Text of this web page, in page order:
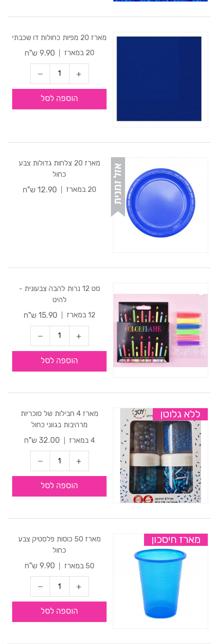
מארז 20 מפיות כחולות דו שכבתי
20 במארז
9.90 ש"ח
הוספה לסל
מארז 20 צלחות גדולות צבע
כחול
20 במארז
12.90 ש"ח
סט 12 נרות להבה צבעונית -
להיט
12 במארז
15.90 ש"ח
הוספה לסל
ללא גלוטן
מארז 4 חבילות של סוכריות
מרהיבות בגווני כחול
4 במארז
32.00 ש"ח
הוספה לסל
מארז חיסכון
מארז 50 כוסות פלסטיק צבע
כחול
50 במארז
9.90 ש"ח
הוספה לסל